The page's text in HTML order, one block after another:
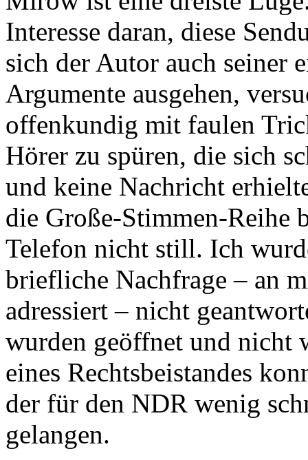
Interesse daran, diese
sich der Autor auch seiner
Argumente ausgehen,
offenkundig mit faulen
Hörer zu spüren, die sich
und keine Nachricht
die Große-Stimmen-Reihe
Telefon nicht still. Ich
briefliche Nachfrage – an
adressiert – nicht
wurden geöffnet und nicht
eines Rechtsbeistandes
der für den NDR wenig
gelangen.